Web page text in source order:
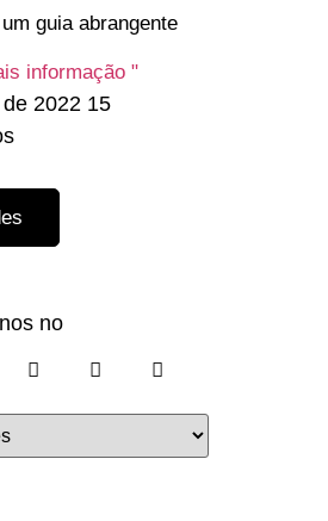
guia abrangente
informação "
2022 15
no